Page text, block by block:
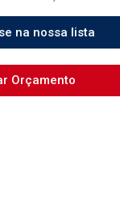
na nossa lista
Orçamento